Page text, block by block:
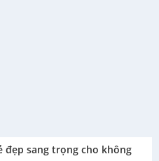
sang trọng cho không